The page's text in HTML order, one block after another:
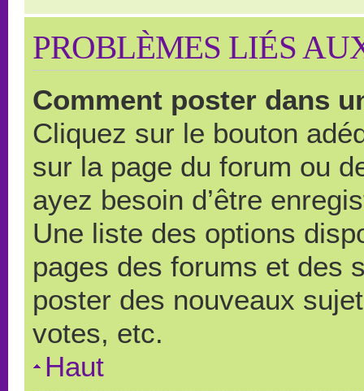
PROBLÈMES LIÉS
Comment poster dans
Cliquez sur le bouton
sur la page du forum ou
ayez besoin d’être
Une liste des options
pages des forums et des
poster des nouveaux
votes, etc.
Haut